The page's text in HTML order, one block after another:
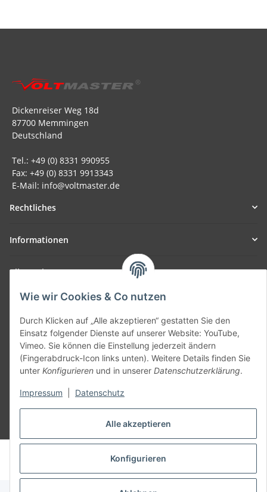
Alle akzeptieren
Konfigurieren
Wie wir Cookies & Co nutzen
Durch Klicken auf „Alle akzeptieren“ gestatten Sie den
Einsatz folgender Dienste auf unserer Website: YouTube,
Vimeo. Sie können die Einstellung jederzeit ändern
(Fingerabdruck-Icon links unten). Weitere Details finden Sie
unter Konfigurieren und in unserer Datenschutzerklärung.
Impressum Datenschutz
Dickenreiser Weg 18d
87700 Memmingen
Deutschland
Tel.: +49 (0) 8331 990955
Fax: +49 (0) 8331 9913343
E-Mail: info@voltmaster.de
Rechtliches
Informationen
Allgemein
Teil unseres Netzwerks:
SmoliTec - Safety. Simplified. Worldwide. ( B2B Shop )
Vertrag widerrufen
* Alle Preise inkl. gesetzlicher USt., zzgl.Versand
© voltmaster.de
Powered byJTL-Shop